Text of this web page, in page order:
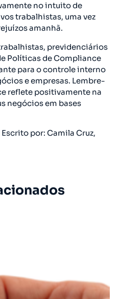
no intuito de
trabalhistas, uma vez
amanhã.
previdenciários
Políticas de Compliance
para o controle interno
e empresas. Lembre-
reflete positivamente na
negócios em bases
por: Camila Cruz,